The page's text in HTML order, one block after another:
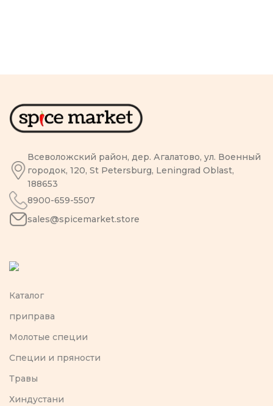
Всеволожский район, дер. Агалатово, ул. Военный
городок, 120, St Petersburg, Leningrad Oblast,
188653
8900-659-5507
sales@spicemarket.store
Каталог
приправа
Молотые специи
Специи и пряности
Травы
Хиндустани